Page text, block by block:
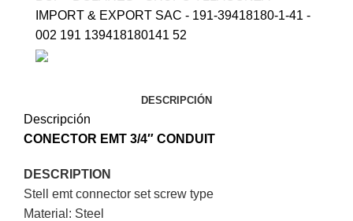
IMPORT & EXPORT SAC - 191-39418180-1-41 -
002 191 139418180141 52
DESCRIPCIÓN
Descripción
CONECTOR EMT 3/4″ CONDUIT
DESCRIPTION
Stell emt connector set screw type
Material: Steel